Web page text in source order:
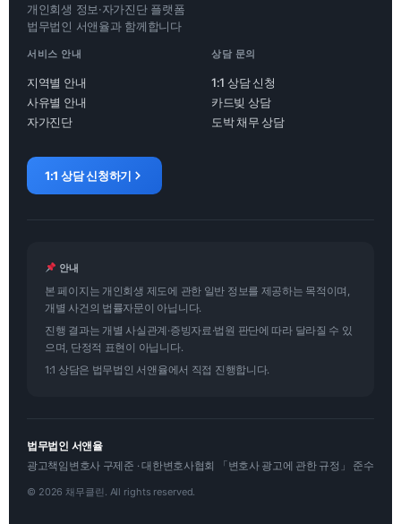
개인회생 정보·자가진단 플랫폼
법무법인 서앤율과 함께합니다
서비스 안내
지역별 안내
사유별 안내
자가진단
상담 문의
1:1 상담 신청
카드빚 상담
도박 채무 상담
1:1 상담 신청하기
안내
본 페이지는 개인회생 제도에 관한 일반 정보를 제공하는 목적이며,
개별 사건의 법률자문이 아닙니다.
진행 결과는 개별 사실관계·증빙자료·법원 판단에 따라 달라질 수 있
으며, 단정적 표현이 아닙니다.
1:1 상담은 법무법인 서앤율에서 직접 진행합니다.
법무법인 서앤율
광고책임변호사 구제준 · 대한변호사협회 「변호사 광고에 관한 규정」 준수
© 2026 채무클린. All rights reserved.